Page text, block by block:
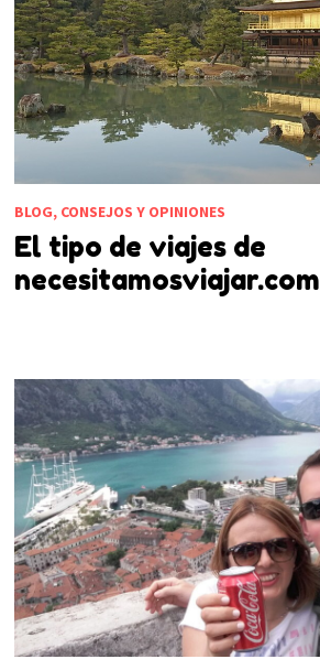
BLOG, CONSEJOS Y OPINIONES
El tipo de viajes de
necesitamosviajar.com